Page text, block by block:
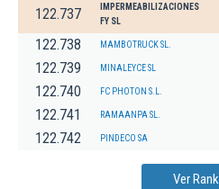
122.737
IMPERMEABILIZACIONES
FY SL
122.738 MAMBOTRUCK SL.
122.739 MINALEYCE SL
122.740 FC PHOTON S.L.
122.741 RAMAANPA SL.
122.742 PINDECO SA
Ver